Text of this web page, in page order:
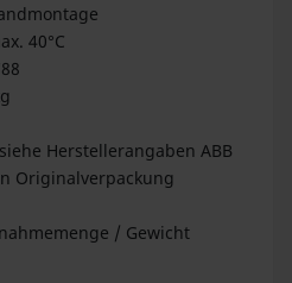
40°C
Herstellerangaben ABB
Originalverpackung
/ Gewicht